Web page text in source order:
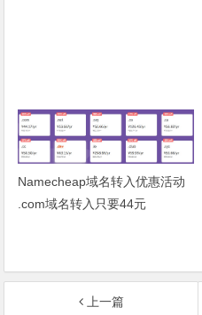
Namecheap域名转入优惠活动
.com域名转入只要44元
上一篇